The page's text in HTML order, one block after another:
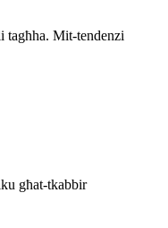
tagħha. Mit-tendenzi
għat-tkabbir